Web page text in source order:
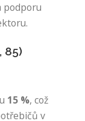
podporu
85)
15 %, což
v